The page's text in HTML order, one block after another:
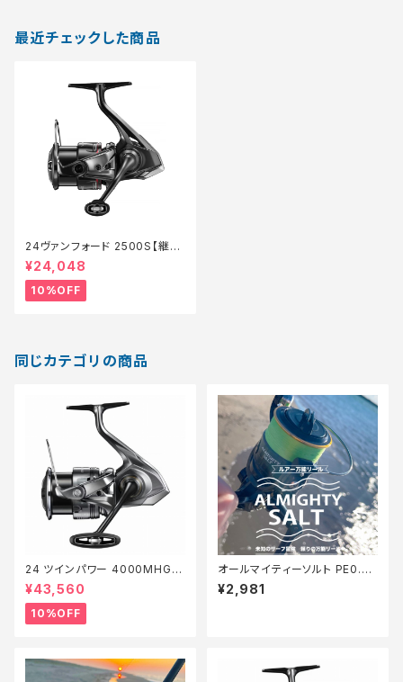
最近チェックした商品
24ヴァンフォード 2500S【継続
セール_リール】【10】
¥24,048
10%OFF
同じカテゴリの商品
24 ツインパワー 4000MHG
【継続セール_リール】【10】
¥43,560
10%OFF
オールマイティーソルト PE0.8
号150m Tオリ
¥2,981